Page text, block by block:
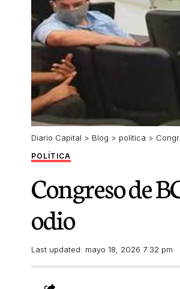
Diario Capital > Blog > política >
POLÍTICA
Congreso de
odio
Last updated: mayo 18, 2026 7:32 pm